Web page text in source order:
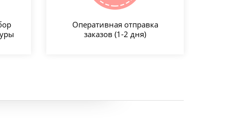
Оперативная отправка
заказов (1-2 дня)